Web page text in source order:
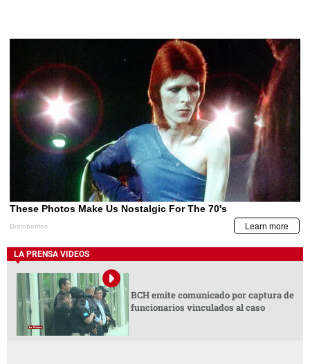
LA PRENSA VIDEOS
BCH emite comunicado por captura de
funcionarios vinculados al caso